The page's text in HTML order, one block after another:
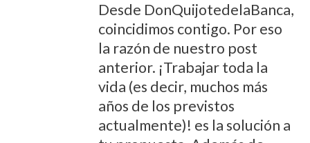
Desde DonQuijotedelaBanca,
coincidimos contigo. Por eso
la razón de nuestro post
anterior. ¡Trabajar toda la
vida (es decir, muchos más
años de los previstos
actualmente)! es la solución a